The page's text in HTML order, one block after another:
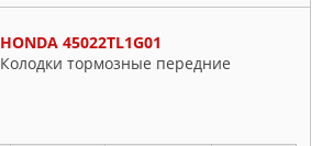
HONDA 45022TL1G01
Колодки тормозные передние